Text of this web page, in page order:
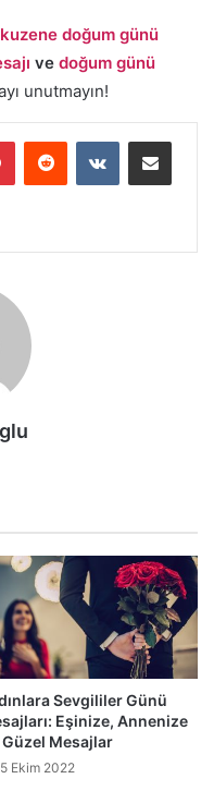
kuzene doğum günü
ve doğum günü
unutmayın!
PinterestReddit VKontakteE-Posta ile paylaş
Sevgililer Günü
Eşinize, Annenize
Güzel Mesajlar
Ekim 2022